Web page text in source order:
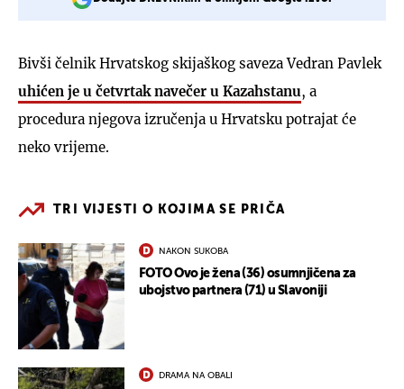
Bivši čelnik Hrvatskog skijaškog saveza Vedran Pavlek
uhićen je u četvrtak navečer u Kazahstanu, a
procedura njegova izručenja u Hrvatsku potrajat će
neko vrijeme.
TRI VIJESTI O KOJIMA SE PRIČA
NAKON SUKOBA
FOTO Ovo je žena (36) osumnjičena za
ubojstvo partnera (71) u Slavoniji
DRAMA NA OBALI